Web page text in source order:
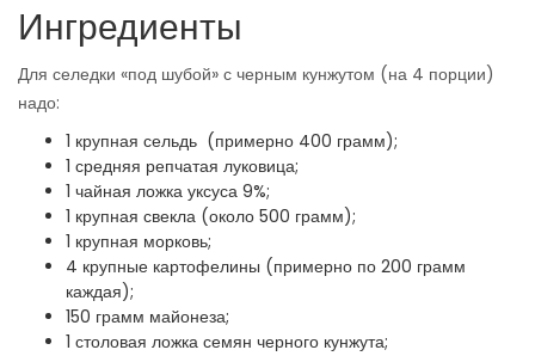
Ингредиенты
Для селедки «под шубой» с черным кунжутом (на 4 порции)
надо:
1 крупная сельдь (примерно 400 грамм);
1 средняя репчатая луковица;
1 чайная ложка уксуса 9%;
1 крупная свекла (около 500 грамм);
1 крупная морковь;
4 крупные картофелины (примерно по 200 грамм
каждая);
150 грамм майонеза;
1 столовая ложка семян черного кунжута;